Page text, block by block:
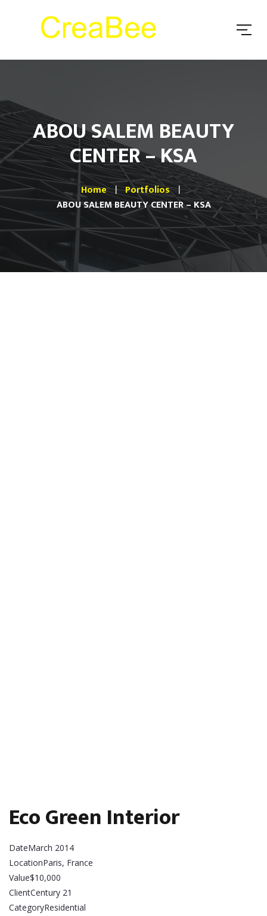
ABOU SALEM BEAUTY
CENTER – KSA
Home
Portfolios
ABOU SALEM BEAUTY CENTER – KSA
Eco Green Interior
DateMarch 2014
LocationParis, France
Value$10,000
ClientCentury 21
CategoryResidential